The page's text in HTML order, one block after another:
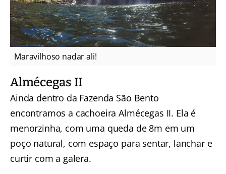
Maravilhoso nadar ali!
Almécegas II
Ainda dentro da Fazenda São Bento
encontramos a cachoeira Almécegas II. Ela é
menorzinha, com uma queda de 8m em um
poço natural, com espaço para sentar, lanchar e
curtir com a galera.